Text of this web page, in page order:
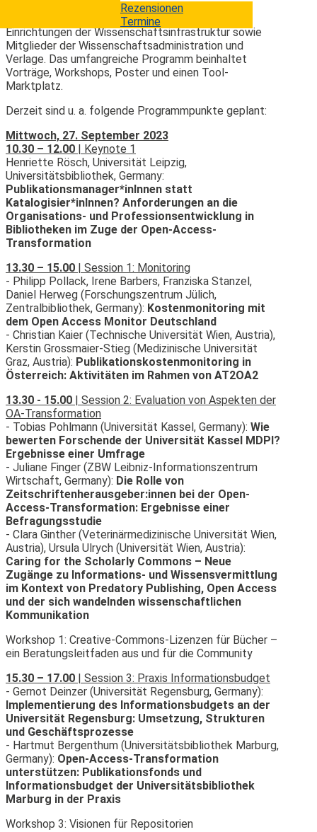
Rezensionen
Termine
Wissenschaftlerinnen und Wissenschaftler,
Mitarbeitende von Bibliotheken und anderen
Einrichtungen der Wissenschaftsinfrastruktur sowie
Mitglieder der Wissenschaftsadministration und
Verlage. Das umfangreiche Programm beinhaltet
Vorträge, Workshops, Poster und einen Tool-
Marktplatz.
Derzeit sind u. a. folgende Programmpunkte geplant:
Mittwoch, 27. September 2023
10.30 – 12.00 | Keynote 1
Henriette Rösch, Universität Leipzig,
Universitätsbibliothek, Germany:
Publikationsmanager*inInnen statt
Katalogisier*inInnen? Anforderungen an die
Organisations- und Professionsentwicklung in
Bibliotheken im Zuge der Open-Access-
Transformation
13.30 – 15.00 | Session 1: Monitoring
- Philipp Pollack, Irene Barbers, Franziska Stanzel,
Daniel Herweg (Forschungszentrum Jülich,
Zentralbibliothek, Germany): Kostenmonitoring mit
dem Open Access Monitor Deutschland
- Christian Kaier (Technische Universität Wien, Austria),
Kerstin Grossmaier-Stieg (Medizinische Universität
Graz, Austria): Publikationskostenmonitoring in
Österreich: Aktivitäten im Rahmen von AT2OA2
13.30 - 15.00 | Session 2: Evaluation von Aspekten der
OA-Transformation
- Tobias Pohlmann (Universität Kassel, Germany): Wie
bewerten Forschende der Universität Kassel MDPI?
Ergebnisse einer Umfrage
- Juliane Finger (ZBW Leibniz-Informationszentrum
Wirtschaft, Germany): Die Rolle von
Zeitschriftenherausgeber:innen bei der Open-
Access-Transformation: Ergebnisse einer
Befragungsstudie
- Clara Ginther (Veterinärmedizinische Universität Wien,
Austria), Ursula Ulrych (Universität Wien, Austria):
Caring for the Scholarly Commons – Neue
Zugänge zu Informations- und Wissensvermittlung
im Kontext von Predatory Publishing, Open Access
und der sich wandelnden wissenschaftlichen
Kommunikation
Workshop 1: Creative-Commons-Lizenzen für Bücher –
ein Beratungsleitfaden aus und für die Community
15.30 – 17.00 | Session 3: Praxis Informationsbudget
- Gernot Deinzer (Universität Regensburg, Germany):
Implementierung des Informationsbudgets an der
Universität Regensburg: Umsetzung, Strukturen
und Geschäftsprozesse
- Hartmut Bergenthum (Universitätsbibliothek Marburg,
Germany): Open-Access-Transformation
unterstützen: Publikationsfonds und
Informationsbudget der Universitätsbibliothek
Marburg in der Praxis
Workshop 3: Visionen für Repositorien